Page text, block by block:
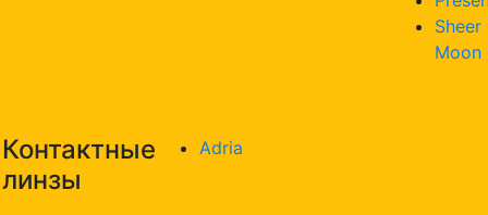
Sheer
Moon
Контактные
линзы
Adria